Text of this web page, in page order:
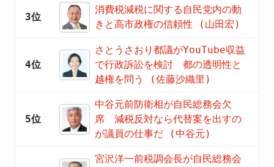
3位
消費税減税に関する自民党内の動
きと高市政権の信頼性 (山田宏)
4位
さとうさおり都議がYouTube収益
で行政訴訟を検討 都の透明性と
越権を問う (佐藤沙織里)
5位
中谷元前防衛相が自民総務会欠
席 減税反対なら代替案を出すの
が議員の仕事だ (中谷元)
宮沢洋一前税調会長が自民総務会